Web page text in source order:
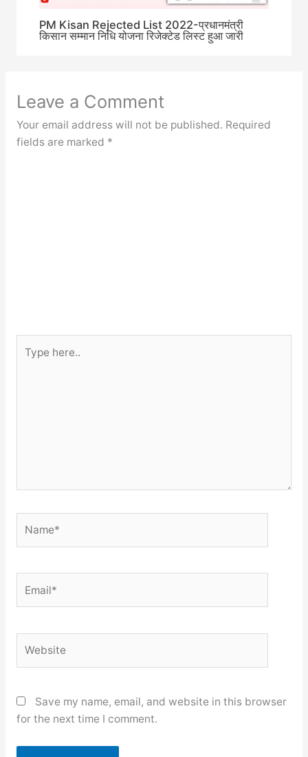
PM Kisan Rejected List 2022-प्रधानमंत्री
किसान सम्मान निधि योजना रिजेक्टेड लिस्ट हुआ जारी
Leave a Comment
Your email address will not be published. Required
fields are marked *
here..
Save my name, email, and website in this browser
for the next time I comment.